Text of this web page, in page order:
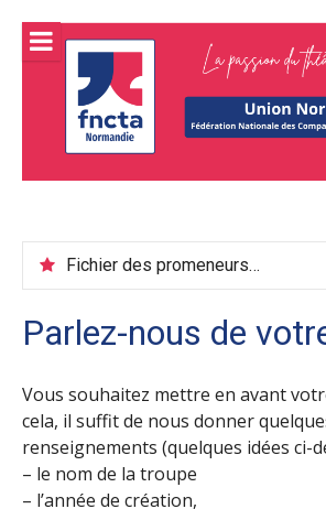
contenu
Fichier des promeneurs juin 2026
Parlez-nous de
Vous souhaitez mettre en avant
cela, il suffit de nous donner
renseignements (quelques idées ci-
– le nom de la troupe
– l’année de création,